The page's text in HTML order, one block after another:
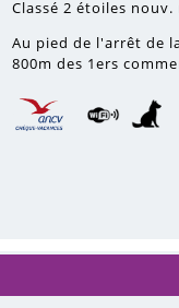
Classé 2 étoiles
Au pied de l'arrêt de
800m des 1ers